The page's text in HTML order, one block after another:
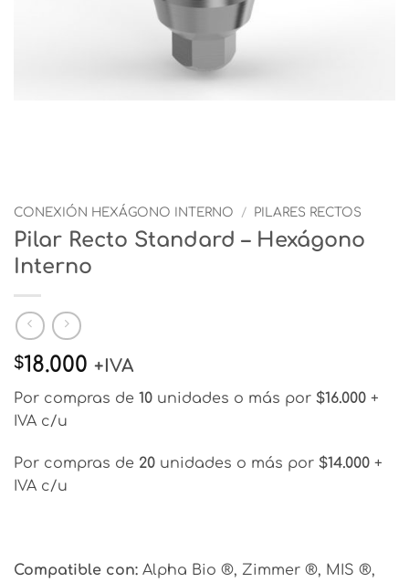
CONEXIÓN HEXÁGONO INTERNO / PILARES RECTOS
Pilar Recto Standard – Hexágono
Interno
$18.000 +IVA
Por compras de 10 unidades o más por $16.000 +
IVA c/u
Por compras de 20 unidades o más por $14.000 +
IVA c/u
Compatible con: Alpha Bio ®, Zimmer ®, MIS ®,